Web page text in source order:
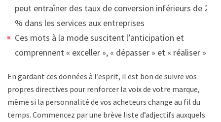
peut entraîner des taux de conversion inférieurs de 25
% dans les services aux entreprises
Ces mots à la mode suscitent l’anticipation et
comprennent « exceller », « dépasser » et « réaliser ».
En gardant ces données à l’esprit, il est bon de suivre vos
propres directives pour renforcer la voix de votre marque,
même si la personnalité de vos acheteurs change au fil du
temps. Commencez par une brève liste d’adjectifs auxquels